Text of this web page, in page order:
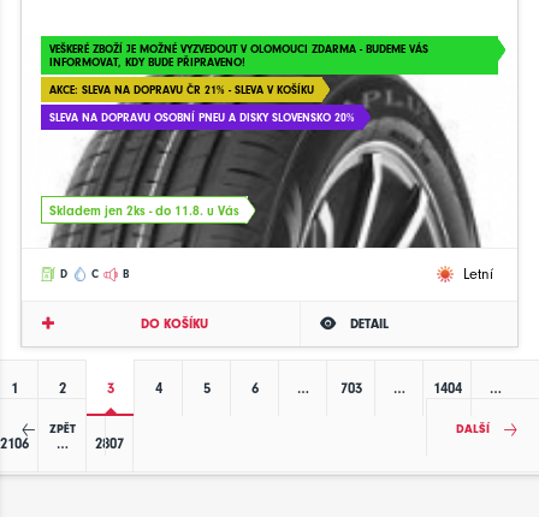
VEŠKERÉ ZBOŽÍ JE MOŽNÉ VYZVEDOUT V OLOMOUCI ZDARMA - BUDEME VÁS
INFORMOVAT, KDY BUDE PŘIPRAVENO!
AKCE: SLEVA NA DOPRAVU ČR 21% - SLEVA V KOŠÍKU
SLEVA NA DOPRAVU OSOBNÍ PNEU A DISKY SLOVENSKO 20%
Skladem jen 2ks - do 11.8. u Vás
D C B Letní
DO KOŠÍKU DETAIL
ZPĚT
1 2 3 4 5 6 … 703 … 1404 …
2106 … 2807
DALŠÍ